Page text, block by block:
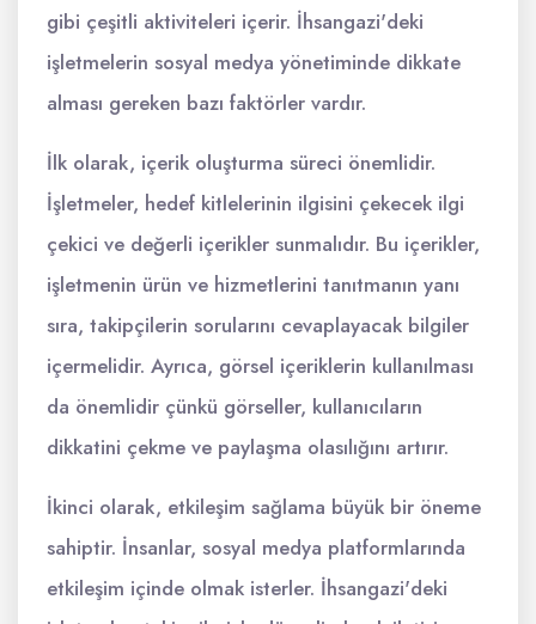
gibi çeşitli aktiviteleri içerir. İhsangazi'deki
işletmelerin sosyal medya yönetiminde dikkate
alması gereken bazı faktörler vardır.
İlk olarak, içerik oluşturma süreci önemlidir.
İşletmeler, hedef kitlelerinin ilgisini çekecek ilgi
çekici ve değerli içerikler sunmalıdır. Bu içerikler,
işletmenin ürün ve hizmetlerini tanıtmanın yanı
sıra, takipçilerin sorularını cevaplayacak bilgiler
içermelidir. Ayrıca, görsel içeriklerin kullanılması
da önemlidir çünkü görseller, kullanıcıların
dikkatini çekme ve paylaşma olasılığını artırır.
İkinci olarak, etkileşim sağlama büyük bir öneme
sahiptir. İnsanlar, sosyal medya platformlarında
etkileşim içinde olmak isterler. İhsangazi'deki